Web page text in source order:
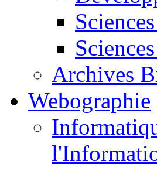
Archives
Webographie